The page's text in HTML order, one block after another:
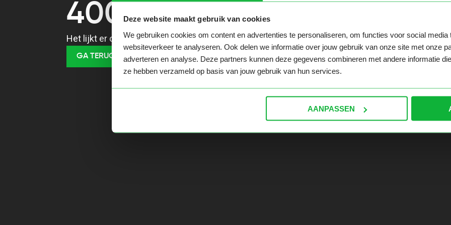
Deze website maakt gebruik van cookies
We gebruiken cookies om content en advertenties te personaliseren, om functies voor social media
websiteverkeer te analyseren. Ook delen we informatie over jouw gebruik van onze site met onze
adverteren en analyse. Deze partners kunnen deze gegevens combineren met andere informatie
ze hebben verzameld op basis van jouw gebruik van hun services.
AANPASSEN
400
Het lijkt er op dat je een verkeerde URL te pakken hebt. Ga naar de homepage en navigeer hier
GA TERUG NAAR HOME